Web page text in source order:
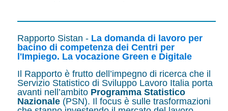
Rapporto Sistan - La domanda di lavoro per
bacino di competenza dei Centri per
l'Impiego. La vocazione Green e Digitale
Il Rapporto è frutto dell’impegno di ricerca che il
Servizio Statistico di Sviluppo Lavoro Italia porta
avanti nell’ambito Programma Statistico
Nazionale (PSN). Il focus è sulle trasformazioni